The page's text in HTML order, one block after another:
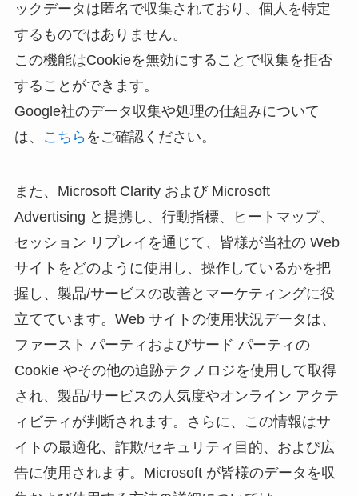
ックデータは匿名で収集されており、個人を特定
するものではありません。
この機能はCookieを無効にすることで収集を拒否
することができます。
Google社のデータ収集や処理の仕組みについて
は、
こちら をご確認ください。
また、Microsoft Clarity および Microsoft
Advertising と提携し、行動指標、ヒートマップ、
セッション リプレイを通じて、皆様が当社の Web
サイトをどのように使用し、操作しているかを把
握し、製品/サービスの改善とマーケティングに役
立てています。Web サイトの使用状況データは、
ファースト パーティおよびサード パーティの
Cookie やその他の追跡テクノロジを使用して取得
され、製品/サービスの人気度やオンライン アクテ
ィビティが判断されます。さらに、この情報はサ
イトの最適化、詐欺/セキュリティ目的、および広
告に使用されます。Microsoft が皆様のデータを収